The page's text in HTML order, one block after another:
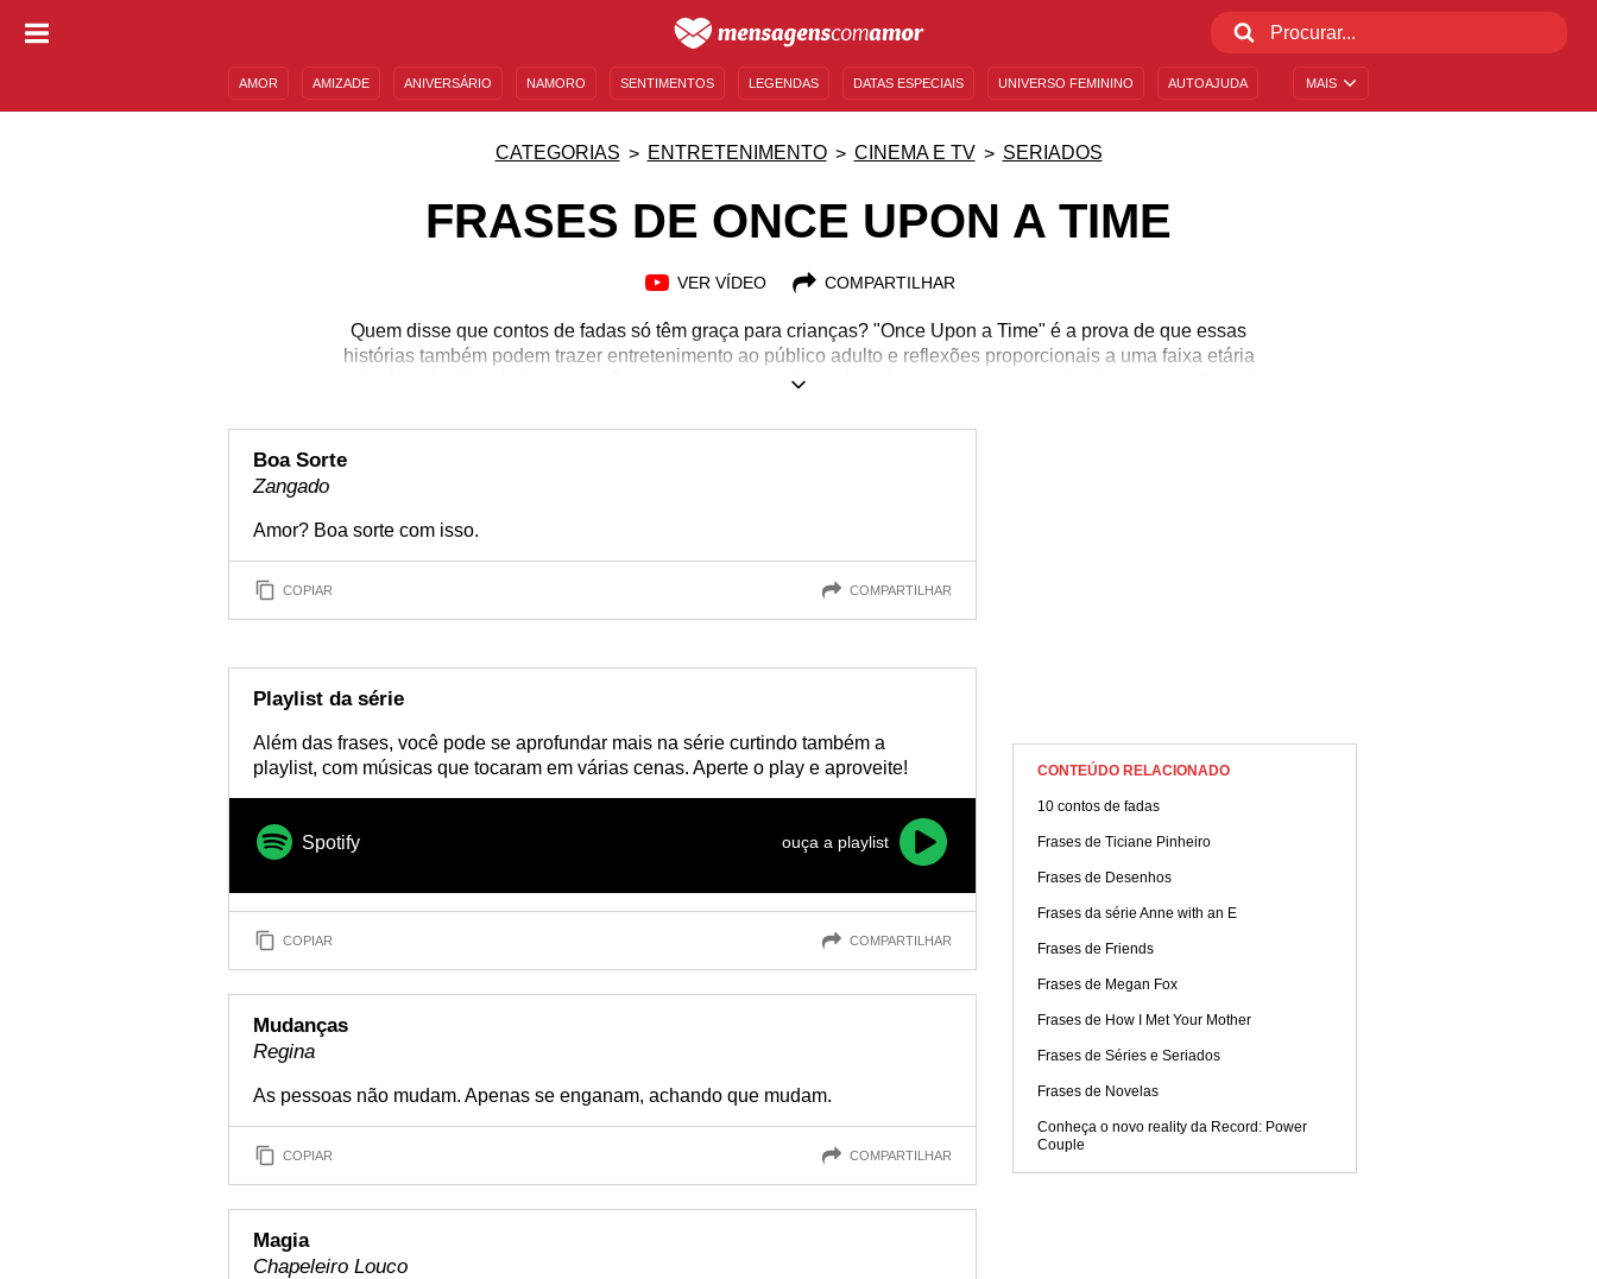
MAIS
AMOR AMIZADE ANIVERSÁRIO NAMORO SENTIMENTOS LEGENDAS DATAS ESPECIAIS UNIVERSO FEMININO AUTOAJUDA
CATEGORIAS ENTRETENIMENTO CINEMA E TV SERIADOS
FRASES DE ONCE UPON A TIME
VER VÍDEO COMPARTILHAR
Quem disse que contos de fadas só têm graça para crianças? "Once Upon a Time" é a prova de que essas
histórias também podem trazer entretenimento ao público adulto e reflexões proporcionais a uma faixa etária
mais elevada. O seriado nos expôs uma nova perspectiva sobre alguns contos que conhecíamos quando mais
aspectos, como amor, confiança, autoestima e poder. Que tal matar as saudades desse seriado tão amado
relembrando alguns dos posicionamentos mais interessantes dos personagens? Entre no universo da fantasia
Boa Sorte
Zangado
Amor? Boa sorte com isso.
COPIAR COMPARTILHAR
Playlist da série
Além das frases, você pode se aprofundar mais na série curtindo também a
playlist, com músicas que tocaram em várias cenas. Aperte o play e aproveite!
Spotify ouça a playlist
COPIAR COMPARTILHAR
Mudanças
Regina
As pessoas não mudam. Apenas se enganam, achando que mudam.
COPIAR COMPARTILHAR
Magia
Chapeleiro Louco
CONTEÚDO RELACIONADO
10 contos de fadas
Frases de Ticiane Pinheiro
Frases de Desenhos
Frases da série Anne with an E
Frases de Friends
Frases de Megan Fox
Frases de How I Met Your Mother
Frases de Séries e Seriados
Frases de Novelas
Conheça o novo reality da Record: Power
Couple